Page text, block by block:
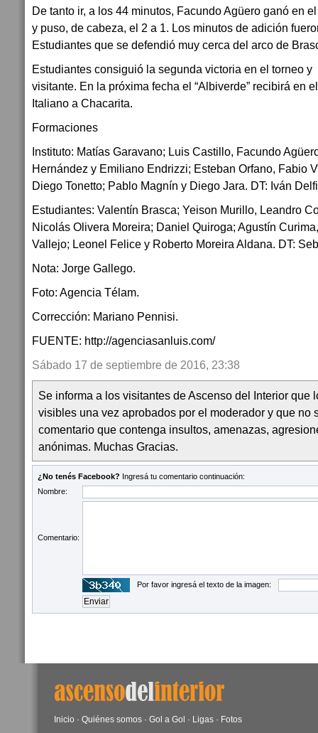
De tanto ir, a los 44 minutos, Facundo Agüero ganó en
y puso, de cabeza, el 2 a 1. Los minutos de adición
Estudiantes que se defendió muy cerca del arco de
Estudiantes consiguió la segunda victoria en el torneo
visitante. En la próxima fecha el “Albiverde” recibirá en
Italiano a Chacarita.
Formaciones
Instituto: Matías Garavano; Luis Castillo, Facundo
Hernández y Emiliano Endrizzi; Esteban Orfano, Fabio
Diego Tonetto; Pablo Magnín y Diego Jara. DT: Iván
Estudiantes: Valentín Brasca; Yeison Murillo, Leandro
Nicolás Olivera Moreira; Daniel Quiroga; Agustín
Vallejo; Leonel Felice y Roberto Moreira Aldana. DT:
Nota: Jorge Gallego.
Foto: Agencia Télam.
Corrección: Mariano Pennisi.
FUENTE: http://agenciasanluis.com/
Sábado 17 de septiembre de 2016, 23:38
Se informa a los visitantes de Ascenso del Interior que
visibles una vez aprobados por el moderador y que no
comentario que contenga insultos, amenazas,
anónimas. Muchas Gracias.
¿No tenés Facebook? Ingresá tu comentario continuación:
Nombre:
Comentario:
Por favor ingresá el texto de la imagen:
Inicio · Quiénes somos · Gol a Gol · Ligas · Fotos